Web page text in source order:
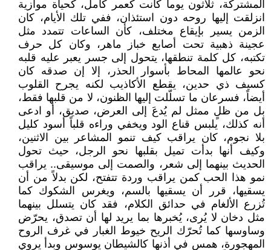
المشتركة، ثلاثون يوماً كانت كعمر كامل، كحياة موازية
انزلقت إليها روحه دون استئذان، ففي تلك الأيام، كان
الزمن يسير بإيقاع مختلف، كأن الساعات تتمدد مثل
عجينة ذهبية تحت أصابع خباز ماهر، وكان كل حرف
تكتبه، كل كلمة تنطقها، يتحول إلى جسر يعبر عليه قلبه
نحو عالمها المحاط بأسوار الحذر، إلا إن صدقه كان
كسيف ذي حدين، يقطع الأكاذيب لكنه يجرح القلوب
أيضاً، فسرعان ما تسلّلت إليها الظنون، لا من قلبها فقط،
بل من ظلٍ ممثل لم يُدعَ إلى العرض، صديق، أو ادعى
أنه كذلك، يلبس قناع الود ويخفي وراءه قلباً أسود كليل
بلا نجوم، كان يراقب كيف تنمو المشاعر بين الاثنين،
وكيف أنها بدأت تميل بقلبها نحو الرجل، حيث تحول
الحديث بينهما إلى شعر، والصمت إلى موسيقى.. يراقب
نمو هذا الحب كمن يراقب وردة تتفتح، لكن بدلاً من أن
يسقيها، قرر أن يسقيها بالسم، ويغرس الشكوك كما
تُزرع الألغام في حدائق الكلام، فقد كان يتسلل بينهما
مثل دخان لا يُرى، يُخبرها بما يريد لها أن تصدق، يحرّض
وساوسها كما تُحرّك الريح خيوط الغبار في غرف الروح
المهجورة، همس في أذنها كالشيطان يوسوس وبدأ يروي